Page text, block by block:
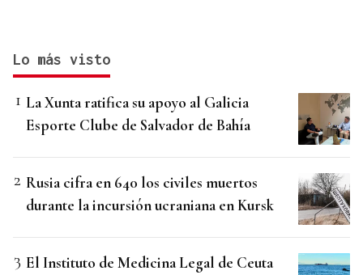
Lo más visto
La Xunta ratifica su apoyo al Galicia
Esporte Clube de Salvador de Bahía
Rusia cifra en 640 los civiles muertos
durante la incursión ucraniana en Kursk
El Instituto de Medicina Legal de Ceuta